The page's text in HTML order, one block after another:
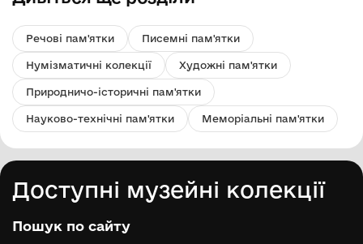
Речові пам'ятки Писемні пам'ятки
Нумізматичні колекції Художні пам'ятки
Природничо-історичні пам'ятки
Науково-технічні пам'ятки Меморіальні пам'ятки
Доступні музейні колекції
Пошук по сайту